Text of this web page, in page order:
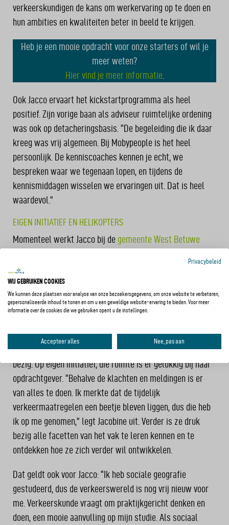
verkeerskundigen de kans om werkervaring op te doen en
hun ambities en kwaliteiten beter in beeld te krijgen.
Heb je een mooie opdracht voor onze starters of wil je
meer weten?
Hier vind je meer informatie
Ook Jacco ervaart het kickstartprogramma als heel
positief. Zijn vorige baan als adviseur ruimtelijke ordening
was ook op detacheringsbasis. “De begeleiding die ik daar
kreeg was vrij algemeen. Bij Mobypeople is het heel
persoonlijk. De kenniscoaches kennen je echt, we
bespreken waar we tegenaan lopen, en tijdens de
kennismiddagen wisselen we ervaringen uit. Dat is heel
waardevol.”
EIGEN INITIATIEF EN HELIKOPTERS
Momenteel werkt Jacco bij de gemeente West Betuwe
verkeersmaatregelen onder de loep neemt. “De
samenwerking daarin kan beter, ik bekijk hoe we dat
kunnen aanpakken. Het is een interessant onderwerp
omdat hetniet alleen een kwestie is van een simpel bordje
Met dat interessante onderwerp houdt ook Jacobine zich
bezig. Op eigen initiatief, die ruimte is er gelukkig bij haar
opdrachtgever. “Behalve de klachten en meldingen is er
van alles te doen. Ik merkte dat de tijdelijk
verkeermaatregelen een beetje bleven liggen, dus die heb
ik op me genomen,” legt Jacobine uit. Verder is ze druk
bezig alle facetten van het vak te leren kennen en te
ontdekken hoe ze zich verder wil ontwikkelen.
Dat geldt ook voor Jacco: “Ik heb sociale geografie
gestudeerd, dus de verkeerswereld is nog vrij nieuw voor
me. Verkeerskunde vraagt om praktijkgericht denken en
doen, een mooie aanvulling op mijn studie. Als sociaal
Privacybeleid
WIJ GEBRUIKEN COOKIES
We kunnen deze plaatsen voor analyse van onze bezoekersgegevens, om onze website te verbeteren,
gepersonaliseerde inhoud te tonen en om u een geweldige website-ervaring te bieden. Voor meer
informatie over de cookies die we gebruiken opent u de instellingen.
Accepteer alles Nee, pas aan